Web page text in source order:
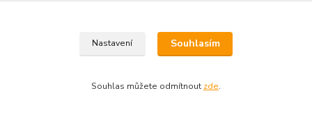
Nepropásněte novinky, akce a
Nastavení Souhlasím
Souhlas můžete odmítnout zde.